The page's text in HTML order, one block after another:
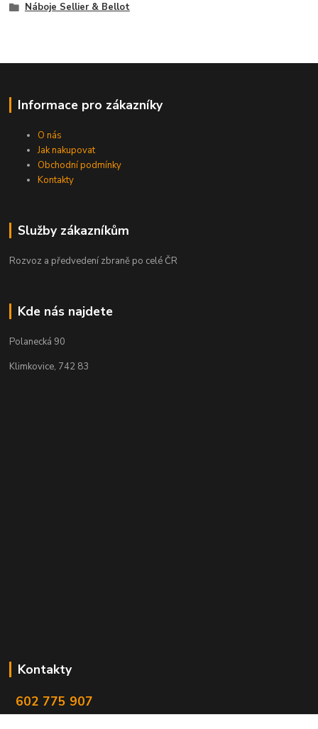
Náboje Sellier & Bellot
Informace pro zákazníky
O nás
Jak nakupovat
Obchodní podmínky
Kontakty
Služby zákazníkům
Rozvoz a předvedení zbraně po celé ČR
Kde nás najdete
Polanecká 90
Klimkovice, 742 83
Kontakty
602 775 907